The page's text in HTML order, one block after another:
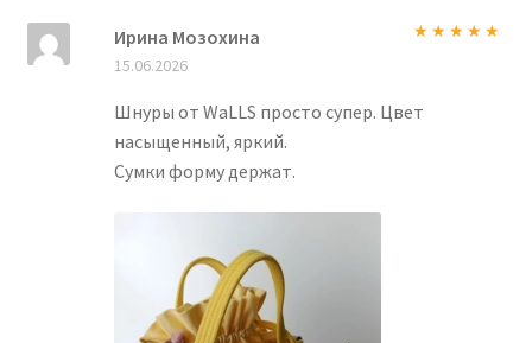
Ирина Мозохина
15.06.2026
Шнуры от WaLLS просто супер. Цвет
насыщенный, яркий.
Сумки форму держат.